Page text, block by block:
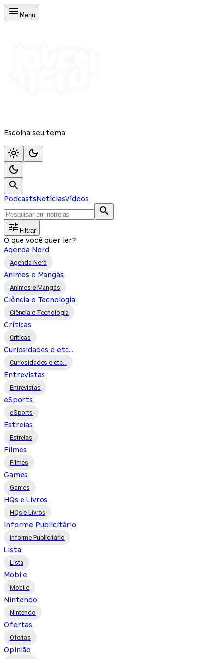
Menu
Escolha seu tema:
PodcastsNotíciasVídeos
Filtrar
O que você quer ler?
Agenda Nerd
Agenda Nerd
Animes e Mangás
Animes e Mangás
Ciência e Tecnologia
Ciência e Tecnologia
Críticas
Críticas
Curiosidades e etc...
Curiosidades e etc...
Entrevistas
Entrevistas
eSports
eSports
Estreias
Estreias
Filmes
Filmes
Games
Games
HQs e Livros
HQs e Livros
Informe Publicitário
Informe Publicitário
Lista
Lista
Mobile
Mobile
Nintendo
Nintendo
Ofertas
Ofertas
Opinião